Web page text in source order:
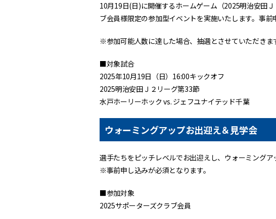
10月19日(日)に開催するホームゲーム（2025明治安田
ブ会員様限定の参加型イベントを実施いたします。事
※参加可能人数に達した場合、抽選とさせていただきま
■対象試合
2025年10月19日（日）16:00キックオフ
2025明治安田Ｊ２リーグ第33節
水戸ホーリーホック vs. ジェフユナイテッド千葉
ウォーミングアップお出迎え＆見学会
選手たちをピッチレベルでお出迎えし、ウォーミングア
※事前申し込みが必須となります。
■参加対象
2025サポーターズクラブ会員